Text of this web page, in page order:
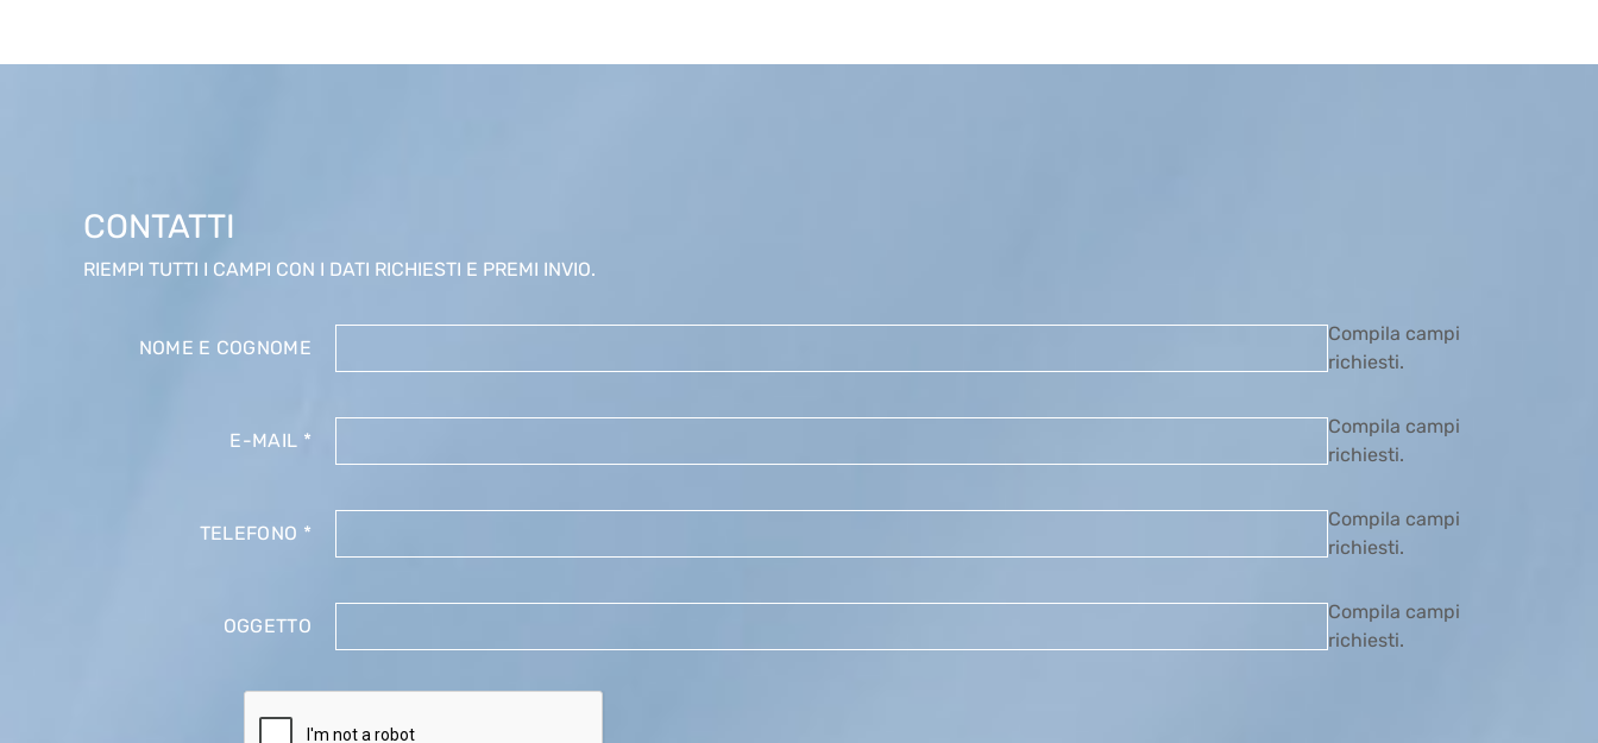
CONTATTI
RIEMPI TUTTI I CAMPI CON I DATI RICHIESTI E PREMI INVIO.
NOME E COGNOME
Compila campi
richiesti.
E-MAIL *
Compila campi
richiesti.
TELEFONO *
Compila campi
richiesti.
OGGETTO
Compila campi
richiesti.